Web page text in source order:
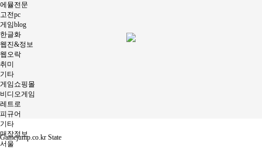
에뮬전문
고전pc
게임blog
한글화
웹진&정보
웹오락
취미
기타
게임쇼핑몰
비디오게임
레트로
피규어
기타
매장정보
서울
Gamejump.co.kr State